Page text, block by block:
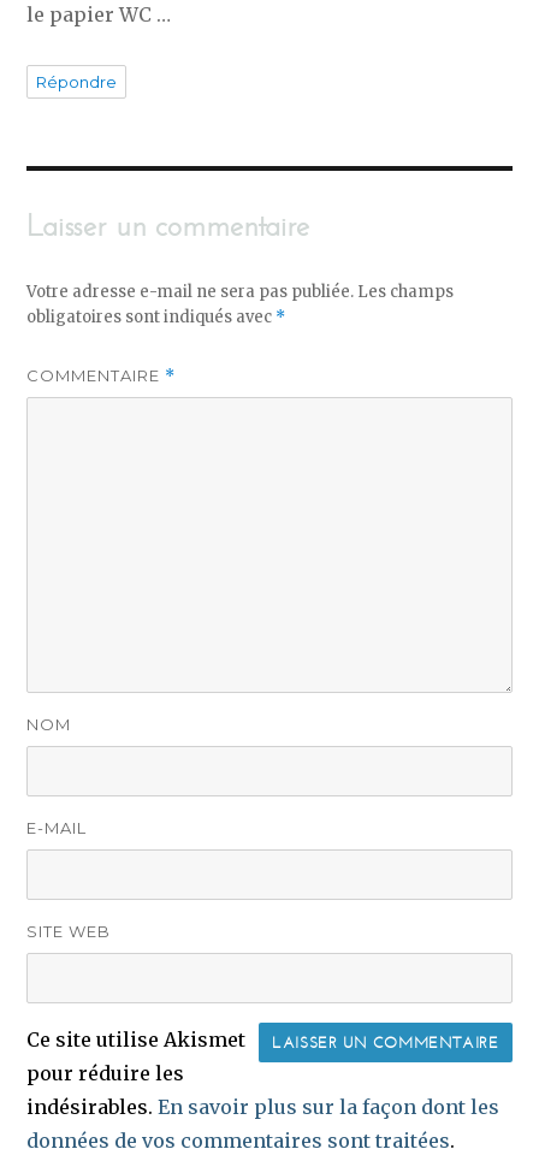
le papier WC …
Répondre
Laisser un commentaire
Votre adresse e-mail ne sera pas publiée. Les champs
obligatoires sont indiqués avec *
COMMENTAIRE *
NOM
E-MAIL
SITE WEB
Ce site utilise Akismet
pour réduire les
indésirables.En savoir plus sur la façon dont les
données de vos commentaires sont traitées.